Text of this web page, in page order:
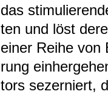
das
ten und löst
einer Reihe
rung
tors sezer­niert,